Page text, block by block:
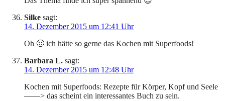
Silke sagt:
14. Dezember 2015 um 12:41 Uhr
Oh 🙂 ich hätte so gerne das Kochen mit Superfoods!
Barbara L. sagt:
14. Dezember 2015 um 12:48 Uhr
Kochen mit Superfoods: Rezepte für Körper, Kopf und Seele
——> das scheint ein interessantes Buch zu sein.